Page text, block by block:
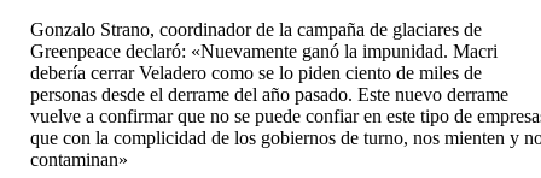
Gonzalo Strano, coordinador de la campaña de glaciares de
Greenpeace declaró: «Nuevamente ganó la impunidad. Macri
debería cerrar Veladero como se lo piden ciento de miles de
personas desde el derrame del año pasado. Este nuevo derrame
vuelve a confirmar que no se puede confiar en este tipo de
que con la complicidad de los gobiernos de turno, nos mienten y
contaminan»